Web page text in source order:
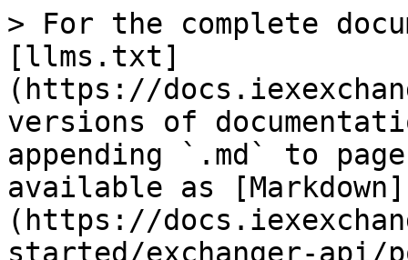
> For the complete
[llms.txt]
(https://
versions of
appending `.md` to
available as [Markdown]
(https://
started/exchanger-api/